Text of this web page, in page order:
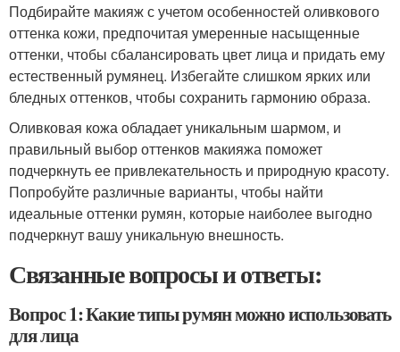
Подбирайте макияж с учетом особенностей оливкового
оттенка кожи, предпочитая умеренные насыщенные
оттенки, чтобы сбалансировать цвет лица и придать ему
естественный румянец. Избегайте слишком ярких или
бледных оттенков, чтобы сохранить гармонию образа.
Оливковая кожа обладает уникальным шармом, и
правильный выбор оттенков макияжа поможет
подчеркнуть ее привлекательность и природную красоту.
Попробуйте различные варианты, чтобы найти
идеальные оттенки румян, которые наиболее выгодно
подчеркнут вашу уникальную внешность.
Связанные вопросы и ответы:
Вопрос 1: Какие типы румян можно использовать
для лица